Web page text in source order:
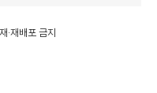
·재배포 금지